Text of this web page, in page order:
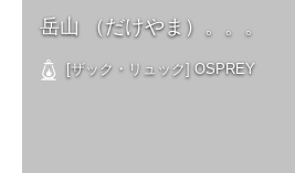
岳山 （だけやま）。。。
[ザック・リュック] OSPREY